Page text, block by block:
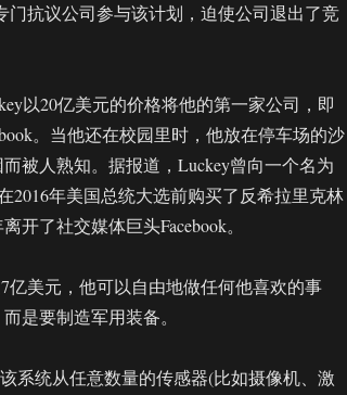
抗议公司参与该计划，迫使公司退出了竞
以20亿美元的价格将他的第一家公司，即
。当他还在校园里时，他放在停车场的沙
被人熟知。据报道，Luckey曾向一个名为
2016年美国总统大选前购买了反希拉里克林
开了社交媒体巨头Facebook。
亿美元，他可以自由地做任何他喜欢的事
是要制造军用装备。
系统从任意数量的传感器(比如摄像机、激